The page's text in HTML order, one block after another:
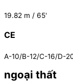
19.82 m / 65'
CE
A-10/B-12/C-16/D-
ngoại thất